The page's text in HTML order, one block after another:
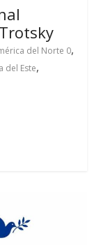
del Norte 0,
del Este,